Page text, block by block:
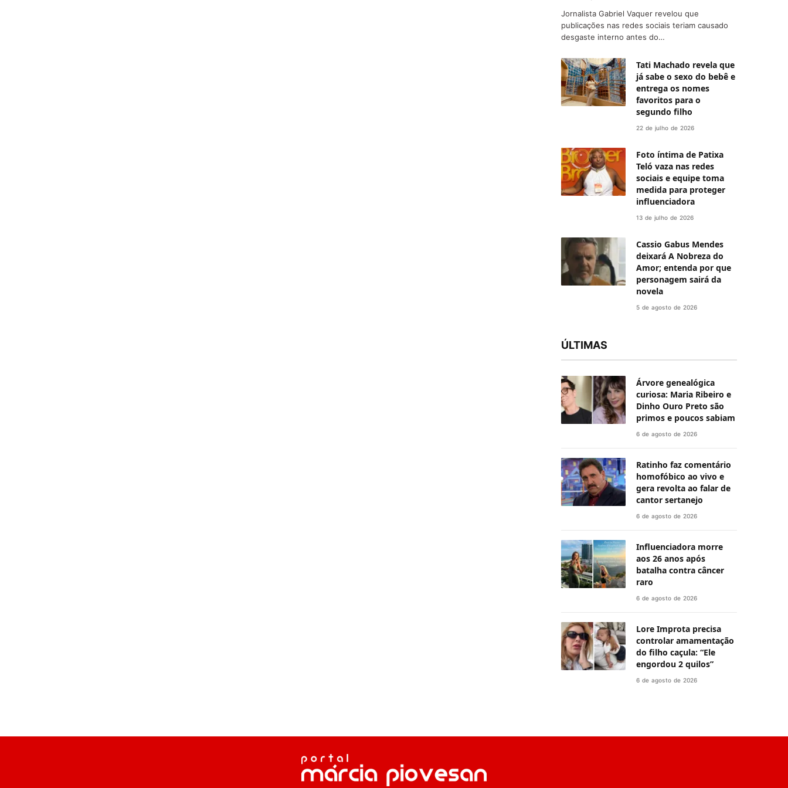
Jornalista Gabriel Vaquer revelou que
publicações nas redes sociais teriam causado
desgaste interno antes do…
Tati Machado revela que
já sabe o sexo do bebê e
entrega os nomes
favoritos para o
segundo filho
22 de julho de 2026
Foto íntima de Patixa
Teló vaza nas redes
sociais e equipe toma
medida para proteger
influenciadora
13 de julho de 2026
Cassio Gabus Mendes
deixará A Nobreza do
Amor; entenda por que
personagem sairá da
novela
5 de agosto de 2026
ÚLTIMAS
Árvore genealógica
curiosa: Maria Ribeiro e
Dinho Ouro Preto são
primos e poucos sabiam
6 de agosto de 2026
Ratinho faz comentário
homofóbico ao vivo e
gera revolta ao falar de
cantor sertanejo
6 de agosto de 2026
Influenciadora morre
aos 26 anos após
batalha contra câncer
raro
6 de agosto de 2026
Lore Improta precisa
controlar amamentação
do filho caçula: “Ele
engordou 2 quilos”
6 de agosto de 2026